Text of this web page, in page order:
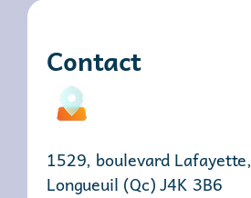
Contact
1529, boulevard Lafayette,
Longueuil (Qc) J4K 3B6